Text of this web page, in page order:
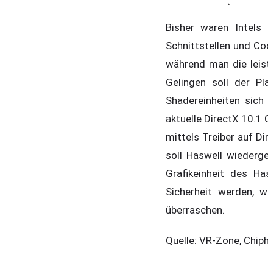
Bisher waren
Schnittstellen und
während man die
Gelingen soll der
Shadereinheiten
aktuelle DirectX 10.1
mittels Treiber auf
soll Haswell
Grafikeinheit des
Sicherheit werden,
überraschen.
Quelle: VR-Zone,